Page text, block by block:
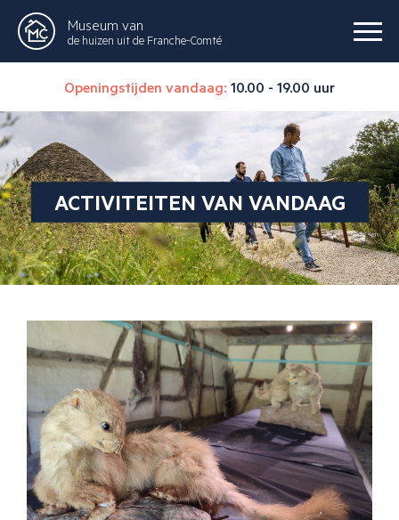
Museum van
de huizen uit de Franche-Comté
Openingstijden vandaag: 10.00 - 19.00 uur
ACTIVITEITEN VAN VANDAAG